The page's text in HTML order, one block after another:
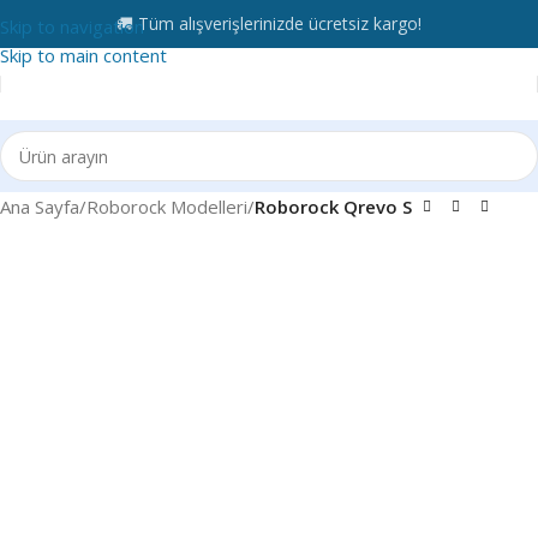
Skip to navigation
Skip to main content
🚚 Tüm alışverişlerinizde ücretsiz kargo!
Ana Sayfa Roborock Modelleri Roborock Qrevo S